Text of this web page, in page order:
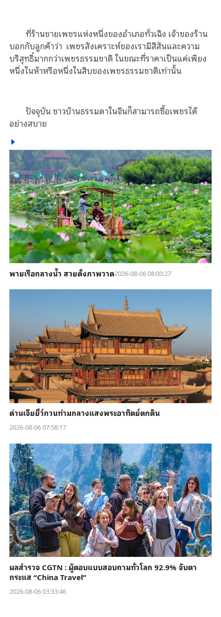
ที่ร้านขายเพชรแห่งหนึ่งของอำเภอทั่วเฉิง เจ้าของร้าน
บอกกับลูกค้าว่า เพชรสังเคราะห์ของเรามีสีสันและความ
บริสุทธิ์มากกว่าเพชรธรรมชาติ ในขณะที่ราคาเป็นแค่เพียง
หนึ่งในห้าหรือหนึ่งในสิบของเพชรธรรมชาติเท่านั้น
ปัจจุบัน ชาวบ้านธรรมดาในจีนก็สามารถซื้อเพชรได้
อย่างสบาย
พายเรือกลางน้ำ สวยดั่งภาพวาด2026-08-06 08:00:27
ด่านเจียยี่ว์กวนท่ามกลางแสงพระอาทิตย์ตกดิน
2026-08-06 07:58:17
ผลสำรวจ CGTN : ผู้ตอบแบบสอบถามทั่วโลก 92.9% จับตา
กระแส “China Travel”
2026-08-06 03:33:46